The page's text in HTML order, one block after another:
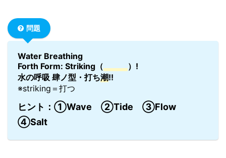
問題
Water Breathing
Forth Form: Striking（
）!
水の呼吸 肆ノ型・打ち潮!!
※striking＝打つ
ヒント：①Wave ②Tide ③Flow
④Salt